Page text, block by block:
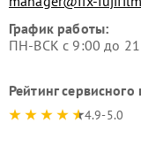
График работы:
ПН-ВСК с 9:00 до
Рейтинг сервисного
4.9-5.0